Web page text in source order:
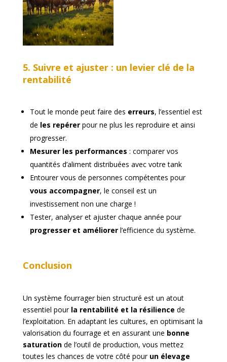
5. Suivre et ajuster : un levier clé de la
rentabilité
Tout le monde peut faire des erreurs, l’essentiel est
de les repérerpour ne plus les reproduire et ainsi
progresser.
Mesurer les performances : comparer vos
quantités d’aliment distribuées avec votre tank
Entourer vous de personnes compétentes pour
vous accompagner, le conseil est un
investissement non une charge !
Tester, analyser et ajuster chaque année pour
progresser et améliorerl’efficience du système.
Conclusion
Un système fourrager bien structuré est un atout
essentiel pour la rentabilité et la résilience de
l’exploitation. En adaptant les cultures, en optimisant la
valorisation du fourrage et en assurant une bonne
saturationde l’outil de production, vous mettez
toutes les chances de votre côté pour un élevage